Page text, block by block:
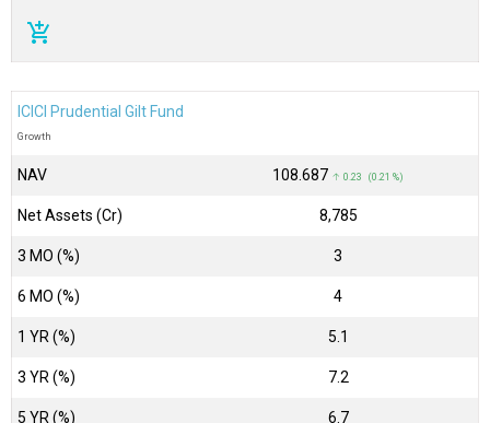
add_shopping_cart
ICICI Prudential Gilt Fund
Growth
NAV ₹108.687 ↑ 0.23 (0.21 %)
Net Assets (Cr) ₹8,785
3 MO (%) 3
6 MO (%) 4
1 YR (%) 5.1
3 YR (%) 7.2
5 YR (%) 6.7